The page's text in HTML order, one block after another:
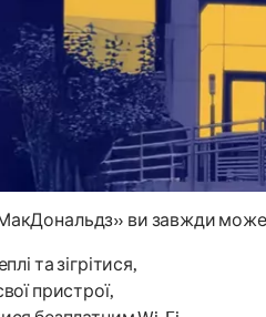
ви завжди
та зігрітися,
пристрої,